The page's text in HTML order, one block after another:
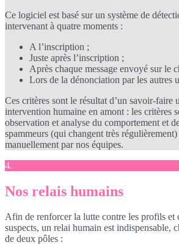
Ce logiciel est basé sur un système de
intervenant à quatre moments :
A l’inscription ;
Juste après l’inscription ;
Après chaque message envoyé sur le
Lors de la dénonciation par les autres
Ces critères sont le résultat d’un savoir-faire
intervention humaine en amont : les critères
observation et analyse du comportement et
spammeurs (qui changent très
manuellement par nos équipes.
4.
Nos relais humains
Afin de renforcer la lutte contre les profils et
suspects, un relai humain est indispensable,
de deux pôles :